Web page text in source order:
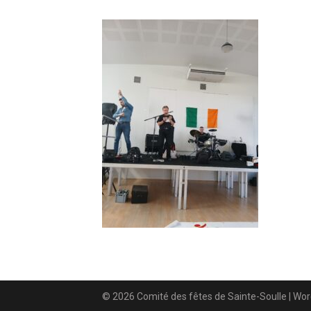
© 2026 Comité des fêtes de Sainte-Soulle |